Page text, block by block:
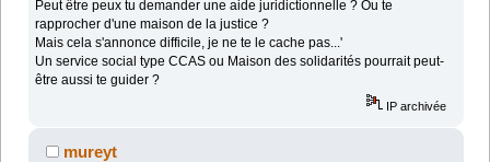
Peut être peux tu demander une aide juridictionnelle ? Ou te
rapprocher d'une maison de la justice ?
Mais cela s'annonce difficile, je ne te le cache pas...'
Un service social type CCAS ou Maison des solidarités pourrait peut-
être aussi te guider ?
IP archivée
mureyt